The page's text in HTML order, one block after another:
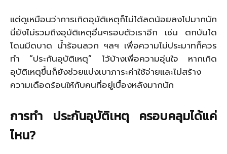
แต่ดูเหมือนว่าการเกิดอุบัติเหตุก็ไม่ได้ลดน้อยลงไปมากนัก
นี่ยังไม่รวมถึงอุบัติเหตุอื่นๆรอบตัวเราอีก เช่น ตกบันได
โดนมีดบาด น้ำร้อนลวก ฯลฯ เพื่อความไม่ประมาทก็ควร
ทำ “ประกันอุบัติเหตุ” ไว้บ้างเพื่อความอุ่นใจ หากเกิด
อุบัติเหตุขึ้นก็ยังช่วยแบ่งเบาภาระค่าใช้จ่ายและไม่สร้าง
ความเดือดร้อนให้กับคนที่อยู่เบื้องหลังมากนัก
การทำ ประกันอุบัติเหตุ ครอบคลุมได้แค่
ไหน?